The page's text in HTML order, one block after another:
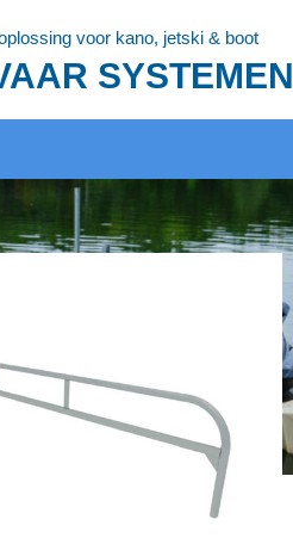
voor kano, jetski & boot
SYSTEMEN